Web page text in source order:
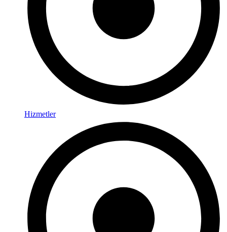
Hizmetler